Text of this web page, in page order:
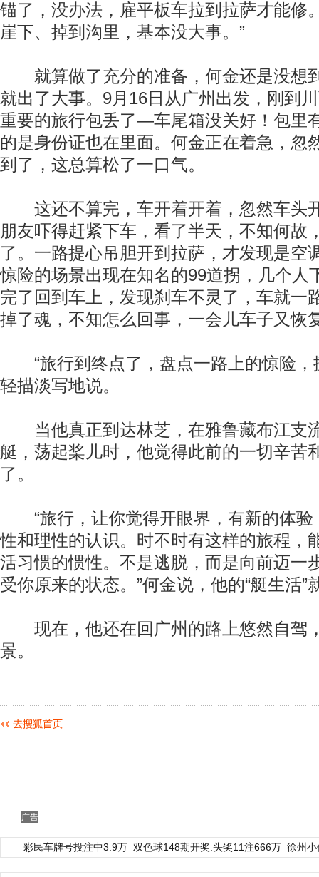
锚了，没办法，雇平板车拉到拉萨才能修
崖下、掉到沟里，基本没大事。”
就算做了充分的准备，何金还是没想
就出了大事。9月16日从广州出发，刚到
重要的旅行包丢了—车尾箱没关好！包里
的是身份证也在里面。何金正在着急，忽
到了，这总算松了一口气。
这还不算完，车开着开着，忽然车头
朋友吓得赶紧下车，看了半天，不知何故
了。一路提心吊胆开到拉萨，才发现是空
惊险的场景出现在知名的99道拐，几个人
完了回到车上，发现刹车不灵了，车就一
掉了魂，不知怎么回事，一会儿车子又恢
“旅行到终点了，盘点一路上的惊险，
轻描淡写地说。
当他真正到达林芝，在雅鲁藏布江支
艇，荡起桨儿时，他觉得此前的一切辛苦
了。
“旅行，让你觉得开眼界，有新的体验
性和理性的认识。时不时有这样的旅程，
活习惯的惯性。不是逃脱，而是向前迈一
受你原来的状态。”何金说，他的“艇生活”
现在，他还在回广州的路上悠然自驾
景。
广告
彩民车牌号投注中3.9万 双色球148期开奖:头奖11注666万 徐州